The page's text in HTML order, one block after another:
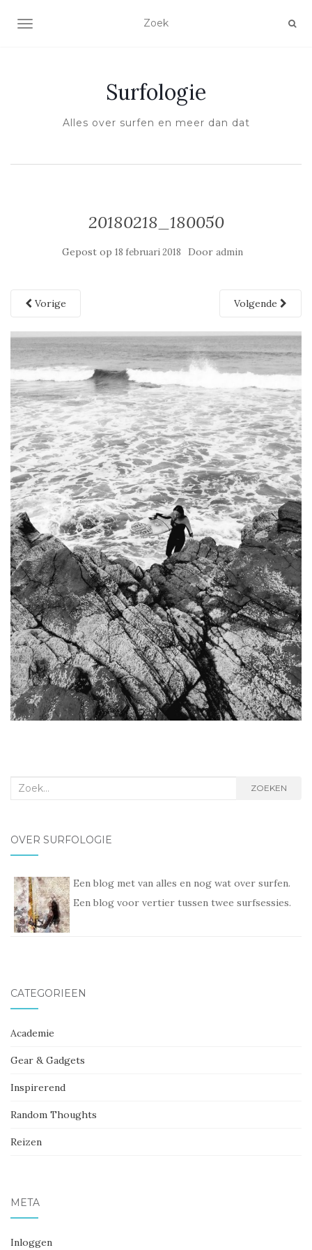
SCHAKEL NAVIGATIE
Surfologie
Alles over surfen en meer dan dat
20180218_180050
Gepost op 18 februari 2018 Door admin
Vorige Volgende
Zoek
ZOEKEN
OVER SURFOLOGIE
Een blog met van alles en nog wat over surfen.
Een blog voor vertier tussen twee surfsessies.
CATEGORIEËN
Academie
Gear & Gadgets
Inspirerend
Random Thoughts
Reizen
META
Inloggen